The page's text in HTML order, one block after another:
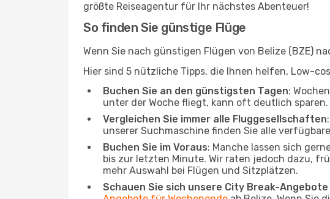
größte Reiseagentur für Ihr nächstes Abenteuer!
So finden Sie günstige Flüge
Wenn Sie nach günstigen Flügen von Belize (BZE)
Hier sind 5 nützliche Tipps, die Ihnen helfen, Low-
Buchen Sie an den günstigsten Tagen:
unter der Woche fliegt, kann oft deutlich
Vergleichen Sie immer alle Fluggesellschaften
unserer Suchmaschine finden Sie alle
Buchen Sie im Voraus: Manche lassen sich
bis zur letzten Minute. Wir raten jedoch dazu,
mehr Auswahl bei Flügen und Sitzplätzen.
Schauen Sie sich unsere City Break-Angebote